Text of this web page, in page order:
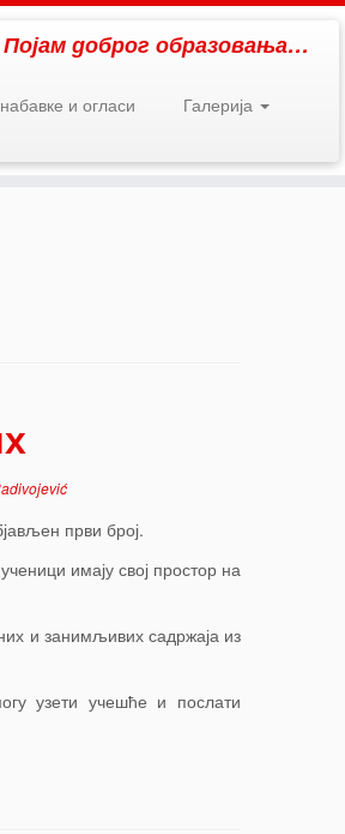
Појам доброг образовања…
и огласи
Галерија
први број.
имају свој простор на
и занимљивих садржаја из
узети учешће и послати